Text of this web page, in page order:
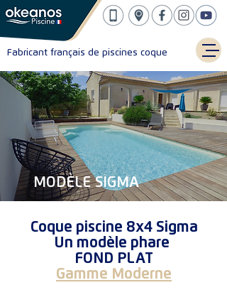
Fabricant français de piscines coque
MODÈLE SIGMA
Coque piscine 8x4 Sigma
Un modèle phare
FOND PLAT
Gamme Moderne